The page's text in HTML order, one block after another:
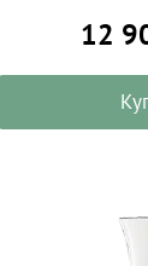
12